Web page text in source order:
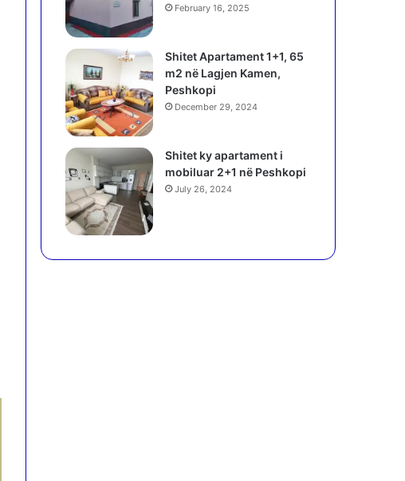
February 16, 2025
Shitet Apartament 1+1, 65
m2 në Lagjen Kamen,
Peshkopi
December 29, 2024
Shitet ky apartament i
mobiluar 2+1 në Peshkopi
July 26, 2024